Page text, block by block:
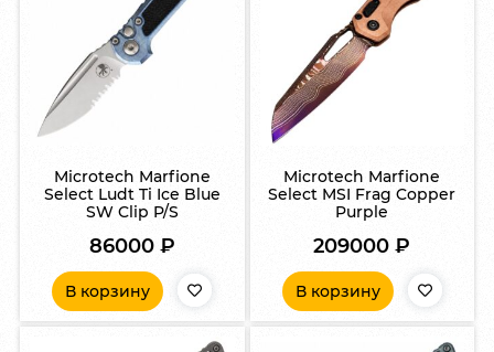
Microtech Marfione
Select Ludt Ti Ice Blue
SW Clip P/S
86000 ₽
В корзину
Microtech Marfione
Select MSI Frag Copper
Purple
209000₽
В корзину